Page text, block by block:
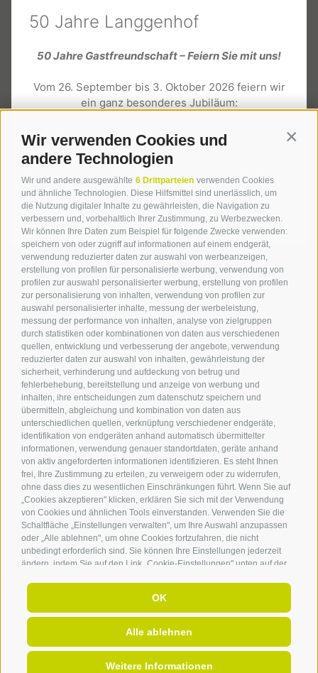
Wir verwenden Cookies und
andere Technologien
Wir und andere ausgewählte 6 Drittparteien verwenden Cookies
und ähnliche Technologien. Diese Hilfsmittel sind unerlässlich, um
die Nutzung digitaler Inhalte zu gewährleisten, die Navigation zu
verbessern und, vorbehaltlich Ihrer Zustimmung, zu Werbezwecken.
Wir können Ihre Daten zum Beispiel für folgende Zwecke verwenden:
speichern von oder zugriff auf informationen auf einem endgerät,
verwendung reduzierter daten zur auswahl von werbeanzeigen,
erstellung von profilen für personalisierte werbung, verwendung von
profilen zur auswahl personalisierter werbung, erstellung von profilen
zur personalisierung von inhalten, verwendung von profilen zur
auswahl personalisierter inhalte, messung der werbeleistung,
messung der performance von inhalten, analyse von zielgruppen
durch statistiken oder kombinationen von daten aus verschiedenen
quellen, entwicklung und verbesserung der angebote, verwendung
reduzierter daten zur auswahl von inhalten, gewährleistung der
sicherheit, verhinderung und aufdeckung von betrug und
fehlerbehebung, bereitstellung und anzeige von werbung und
inhalten, ihre entscheidungen zum datenschutz speichern und
übermitteln, abgleichung und kombination von daten aus
unterschiedlichen quellen, verknüpfung verschiedener endgeräte,
identifikation von endgeräten anhand automatisch übermittelter
informationen, verwendung genauer standortdaten, geräte anhand
von aktiv angeforderten informationen identifizieren. Es steht Ihnen
frei, Ihre Zustimmung zu erteilen, zu verweigern oder zu widerrufen,
ohne dass dies zu wesentlichen Einschränkungen führt. Wenn Sie auf
„Cookies akzeptieren" klicken, erklären Sie sich mit der Verwendung
von Cookies und ähnlichen Tools einverstanden. Verwenden Sie die
Schaltfläche „Einstellungen verwalten", um Ihre Auswahl anzupassen
oder „Alle ablehnen", um ohne Cookies fortzufahren, die nicht
unbedingt erforderlich sind. Sie können Ihre Einstellungen jederzeit
ändern, indem Sie auf den Link „Cookie-Einstellungen" unten auf der
Einstellungen gelten nur für das verwendete Gerät.
OK
Alle ablehnen
Weitere Informationen
St. Nikolausstraße 11
+39 0474 55 31 54
Service
Jobangebote
Newsletter
Downloads
Fotogalerie
Social Wall
Kronplatz Guest Pass
Kontakt & Anreise
Wetter & Webcam
#langgenhof
#feellikehome
@langgenhof
50 Jahre Langgenhof
50 Jahre Gastfreundschaft – Feiern Sie mit uns!
Vom 26. September bis 3. Oktober 2026 feiern wir
ein ganz besonderes Jubiläum:
Gastfreundschaft und unvergessliche
Urlaubsmomente.
FEIERN SIE MIT UNS!